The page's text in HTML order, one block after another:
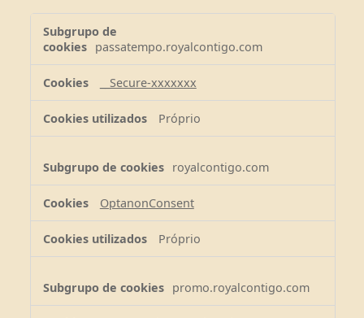
estritamente
necessários
passatempo.royalcontigo.com
__Secure-xxxxxxx
Próprio
royalcontigo.com
OptanonConsent
Próprio
promo.royalcontigo.com